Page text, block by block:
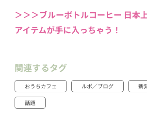
＞＞＞ブルーボトルコーヒー 日本
アイテムが手に入っちゃう！
関連するタグ
おうちカフェ ルポ／ブログ 新
話題